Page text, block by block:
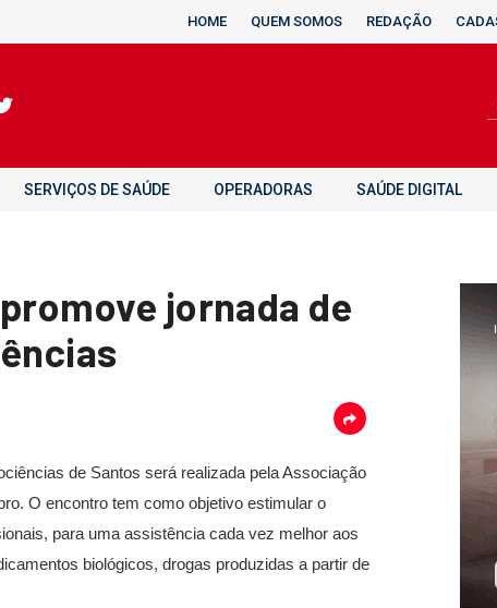
HOME QUEM SOMOS REDAÇÃO
SERVIÇOS DE SAÚDE OPERADORAS SAÚDE DIGITAL
jornada de
de Santos será realizada pela Associação
O encontro tem como objetivo estimular o
para uma assistência cada vez melhor aos
biológicos, drogas produzidas a partir de